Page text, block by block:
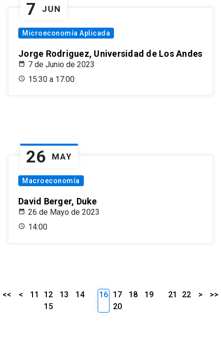
7 JUN
Microeconomía Aplicada
Jorge Rodriguez, Universidad de Los Andes
7 de Junio de 2023
15:30 a 17:00
26 MAY
Macroeconomía
David Berger, Duke
26 de Mayo de 2023
14:00
<< < 11 12 13
14
15
16 17 18
19
20
21 22 > >>